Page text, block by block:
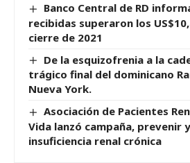
Banco Central de RD
recibidas superaron los
cierre de 2021
De la esquizofrenia a la
trágico final del dominicano
Nueva York.
Asociación de Pacientes
Vida lanzó campaña, prevenir
insuficiencia renal crónica